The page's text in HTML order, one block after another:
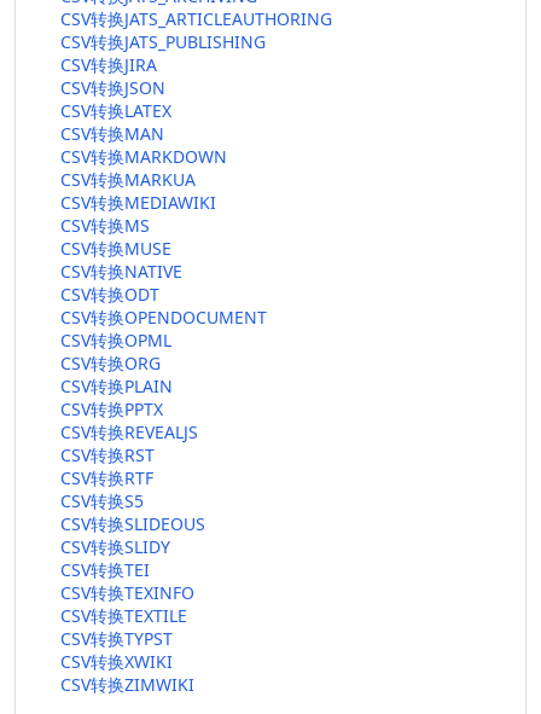
CSV转换JATS_ARTICLEAUTHORING
CSV转换JATS_PUBLISHING
CSV转换JIRA
CSV转换JSON
CSV转换LATEX
CSV转换MAN
CSV转换MARKDOWN
CSV转换MARKUA
CSV转换MEDIAWIKI
CSV转换MS
CSV转换MUSE
CSV转换NATIVE
CSV转换ODT
CSV转换OPENDOCUMENT
CSV转换OPML
CSV转换ORG
CSV转换PLAIN
CSV转换PPTX
CSV转换REVEALJS
CSV转换RST
CSV转换RTF
CSV转换S5
CSV转换SLIDEOUS
CSV转换SLIDY
CSV转换TEI
CSV转换TEXINFO
CSV转换TEXTILE
CSV转换TYPST
CSV转换XWIKI
CSV转换ZIMWIKI